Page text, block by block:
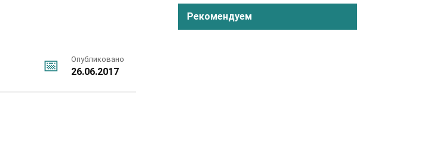
Опубликовано
26.06.2017
Рекомендуем